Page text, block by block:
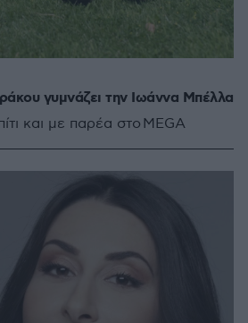
γυμνάζει την Ιωάννα Μπέλλα
και με παρέα στο MEGA